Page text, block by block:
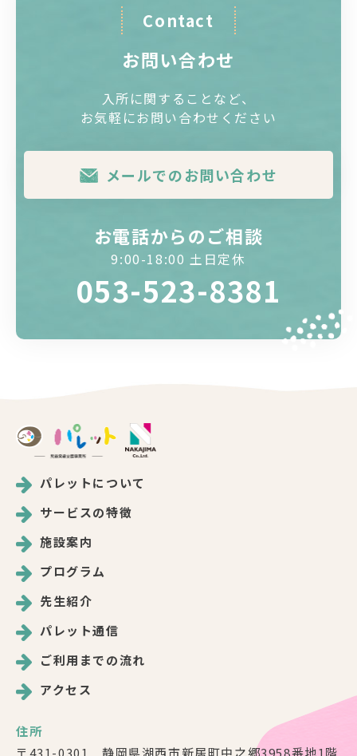
Contact
お問い合わせ
入所に関することなど、
お気軽にお問い合わせください
メールでのお問い合わせ
お電話からのご相談
9:00-18:00 土日定休
053-523-8381
パレットについて
サービスの特徴
施設案内
プログラム
先生紹介
パレット通信
ご利用までの流れ
アクセス
住所
〒431-0301 静岡県湖西市新居町中之郷3958番地1階